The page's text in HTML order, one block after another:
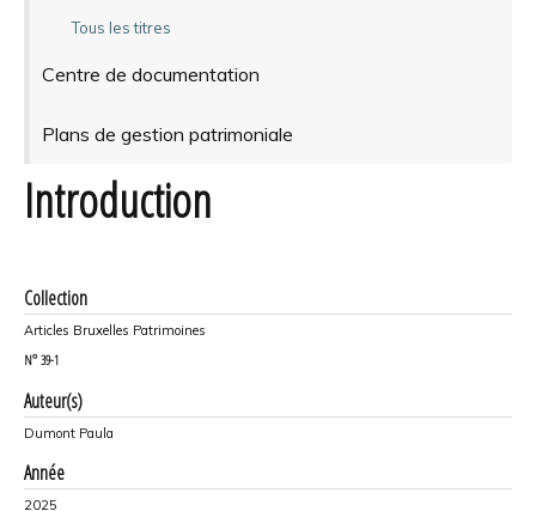
Tous les titres
Centre de documentation
Plans de gestion patrimoniale
Introduction
Collection
Articles Bruxelles Patrimoines
N° 39-1
Auteur(s)
Dumont Paula
Année
2025